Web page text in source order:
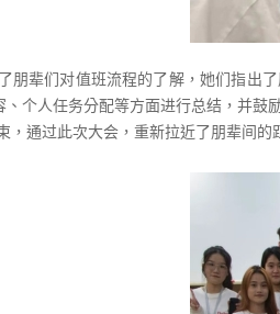
朋辈们对值班流程的了解，她们指出
个人任务分配等方面进行总结，并
，通过此次大会，重新拉近了朋辈间